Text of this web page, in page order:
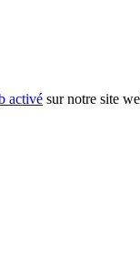
activé sur notre site